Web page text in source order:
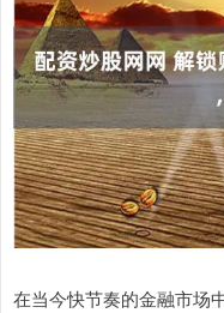
在当今快节奏的金融市场